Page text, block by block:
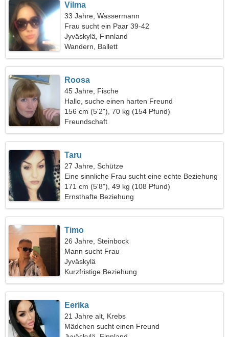
Vilma
33 Jahre, Wassermann
Frau sucht ein Paar 39-42
Jyväskylä, Finnland
Wandern, Ballett
Roosa
45 Jahre, Fische
Hallo, suche einen harten Freund
156 cm (5'2"), 70 kg (154 Pfund)
Freundschaft
Taru
27 Jahre, Schütze
Eine sinnliche Frau sucht eine echte Beziehung
171 cm (5'8"), 49 kg (108 Pfund)
Ernsthafte Beziehung
Timo
26 Jahre, Steinbock
Mann sucht Frau
Jyväskylä
Kurzfristige Beziehung
Eerika
21 Jahre alt, Krebs
Mädchen sucht einen Freund